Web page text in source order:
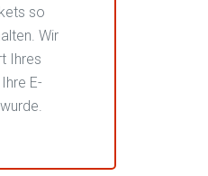
so
Wir
Ihres
E-